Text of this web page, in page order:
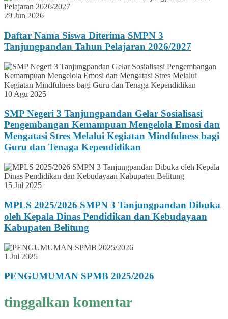
29 Jun 2026
Daftar Nama Siswa Diterima SMPN 3
Tanjungpandan Tahun Pelajaran 2026/2027
10 Agu 2025
SMP Negeri 3 Tanjungpandan Gelar Sosialisasi
Pengembangan Kemampuan Mengelola Emosi dan
Mengatasi Stres Melalui Kegiatan Mindfulness bagi
Guru dan Tenaga Kependidikan
15 Jul 2025
MPLS 2025/2026 SMPN 3 Tanjungpandan Dibuka
oleh Kepala Dinas Pendidikan dan Kebudayaan
Kabupaten Belitung
1 Jul 2025
PENGUMUMAN SPMB 2025/2026
tinggalkan komentar